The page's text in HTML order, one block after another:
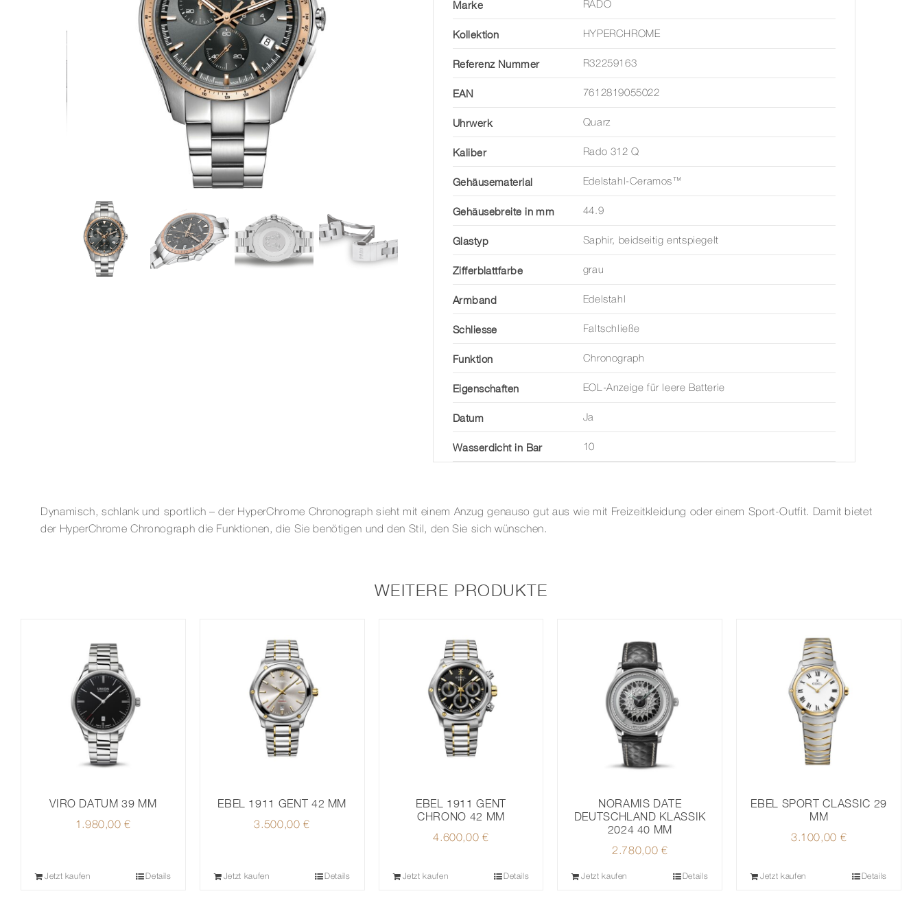
Marke RADO
Kollektion HYPERCHROME
Referenz Nummer R32259163
EAN 7612819055022
Uhrwerk Quarz
Kaliber Rado 312 Q
Gehäusematerial Edelstahl-Ceramos™
Gehäusebreite in mm 44.9
Glastyp Saphir, beidseitig entspiegelt
Zifferblattfarbe grau
Armband Edelstahl
Schliesse Faltschließe
Funktion Chronograph
Eigenschaften EOL-Anzeige für leere Batterie
Datum Ja
Wasserdicht in Bar 10
Dynamisch, schlank und sportlich – der HyperChrome Chronograph sieht mit einem Anzug genauso gut aus wie mit Freizeitkleidung oder einem Sport-Outfit. Damit bietet
der HyperChrome Chronograph die Funktionen, die Sie benötigen und den Stil, den Sie sich wünschen.
WEITERE PRODUKTE
VIRO DATUM 39 MM
1.980,00€
Jetzt kaufen Details
EBEL 1911 GENT 42 MM
3.500,00€
Jetzt kaufen Details
EBEL 1911 GENT
CHRONO 42 MM
4.600,00€
Jetzt kaufen Details
NORAMIS DATE
DEUTSCHLAND KLASSIK
2024 40 MM
2.780,00 €
Jetzt kaufen Details
EBEL SPORT CLASSIC 29
MM
3.100,00 €
Jetzt kaufen Details